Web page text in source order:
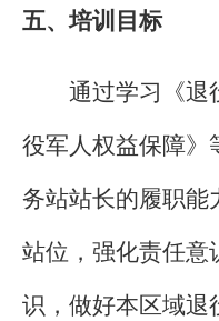
五、培训目标
通过学习《退
役军人权益保障》
务站站长的履职能
站位，强化责任意
识，做好本区域退